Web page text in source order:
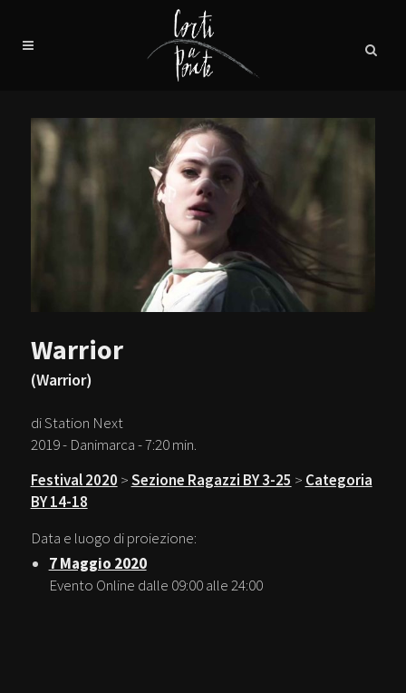
Warrior
(Warrior)
di Station Next
2019 - Danimarca - 7:20 min.
Festival 2020 >Sezione Ragazzi BY 3-25 > Categoria
BY 14-18
Data e luogo di proiezione:
7 Maggio 2020
Evento Online dalle 09:00 alle 24:00